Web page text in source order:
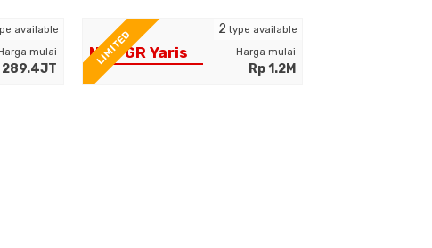
mulai
289.4JT
available
New GR Yaris Harga mulai
Rp 1.2M
LIMITED 2type available